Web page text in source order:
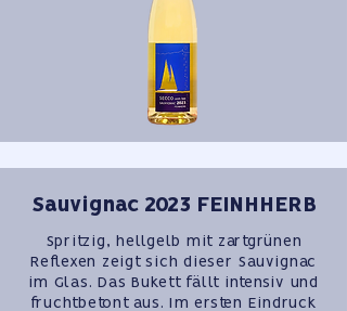
Sauvignac 2023 FEINHHERB
Spritzig, hellgelb mit zartgrünen
Reflexen zeigt sich dieser Sauvignac
im Glas. Das Bukett fällt intensiv und
fruchtbetont aus. Im ersten Eindruck